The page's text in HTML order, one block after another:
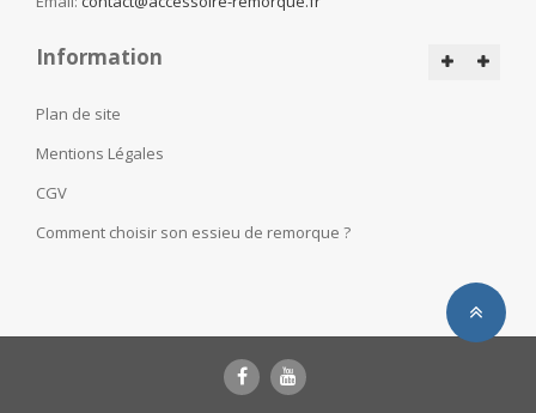
Information
Plan de site
Mentions Légales
CGV
Comment choisir son essieu de remorque ?